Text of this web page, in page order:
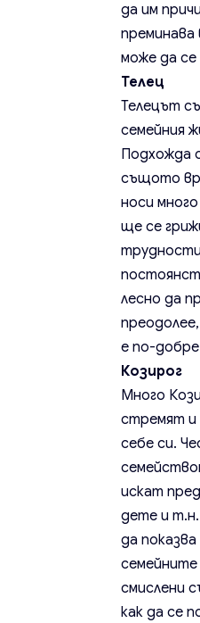
да им
може да се
Телец
Телецът
семейния
Подхожда
същото
носи
ще се
лесно да
е по-
Козирог
Много
стремят и
себе си.
искат
дете и т.н.
да
семейните
смислени
как да се